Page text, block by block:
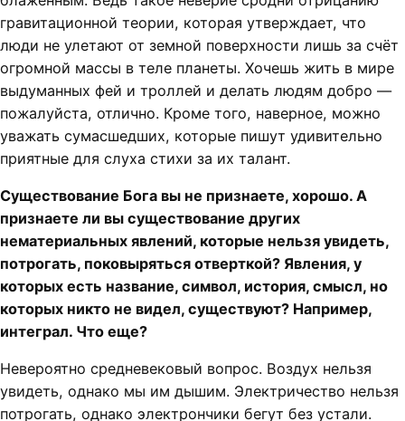
гравитационной теории, которая утверждает, что
люди не улетают от земной поверхности лишь за счёт
огромной массы в теле планеты. Хочешь жить в мире
выдуманных фей и троллей и делать людям добро —
пожалуйста, отлично. Кроме того, наверное, можно
уважать сумасшедших, которые пишут удивительно
приятные для слуха стихи за их талант.
Существование Бога вы не признаете, хорошо. А
признаете ли вы существование других
нематериальных явлений, которые нельзя увидеть,
потрогать, поковыряться отверткой? Явления, у
которых есть название, символ, история, смысл, но
которых никто не видел, существуют? Например,
интеграл. Что еще?
Невероятно средневековый вопрос. Воздух нельзя
увидеть, однако мы им дышим. Электричество нельзя
потрогать, однако электрончики бегут без устали.